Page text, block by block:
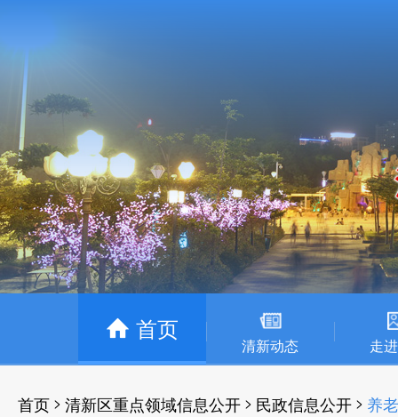
首页
清新动态 走
首页 > 清新区重点领域信息公开 > 民政信息公开 > 养